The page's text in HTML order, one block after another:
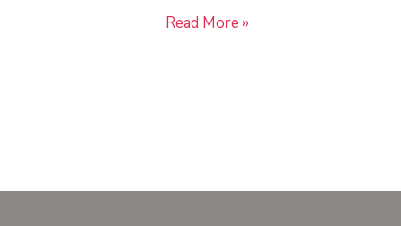
Read More »